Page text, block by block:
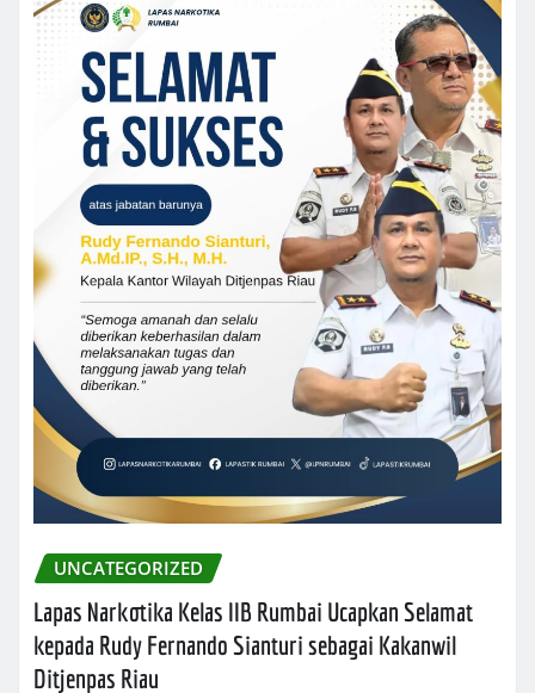
UNCATEGORIZED
Lapas Narkotika Kelas IIB Rumbai Ucapkan Selamat
kepada Rudy Fernando Sianturi sebagai Kakanwil
Ditjenpas Riau